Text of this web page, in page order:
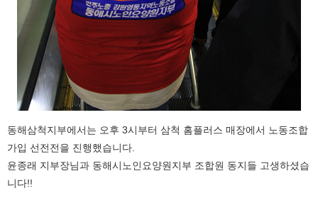
동해삼척지부에서는 오후 3시부터 삼척 홈플러스 매장에서 노동조합
가입 선전전을 진행했습니다.
윤종래 지부장님과 동해시노인요양원지부 조합원 동지들 고생하셨습
니다!!